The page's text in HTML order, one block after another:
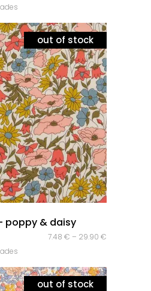
out of stock
poppy & daisy
7.48 € – 29.90 €
out of stock